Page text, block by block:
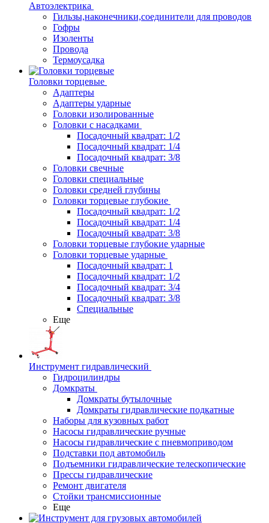
Автоэлектрика
Гильзы,наконечники,соединители для проводов
Гофры
Изоленты
Провода
Термоусадка
Головки торцевые
Адаптеры
Адаптеры ударные
Головки изолированные
Головки с насадками
Посадочный квадрат: 1/2
Посадочный квадрат: 1/4
Посадочный квадрат: 3/8
Головки свечные
Головки специальные
Головки средней глубины
Головки торцевые глубокие
Посадочный квадрат: 1/2
Посадочный квадрат: 1/4
Посадочный квадрат: 3/8
Головки торцевые глубокие ударные
Головки торцевые ударные
Посадочный квадрат: 1
Посадочный квадрат: 1/2
Посадочный квадрат: 3/4
Посадочный квадрат: 3/8
Специальные
Еще
Инструмент гидравлический
Гидроцилиндры
Домкраты
Домкраты бутылочные
Домкраты гидравлические подкатные
Наборы для кузовных работ
Насосы гидравлические ручные
Насосы гидравлические с пневмоприводом
Подставки под автомобиль
Подъемники гидравлические телескопические
Прессы гидравлические
Ремонт двигателя
Стойки трансмиссионные
Еще